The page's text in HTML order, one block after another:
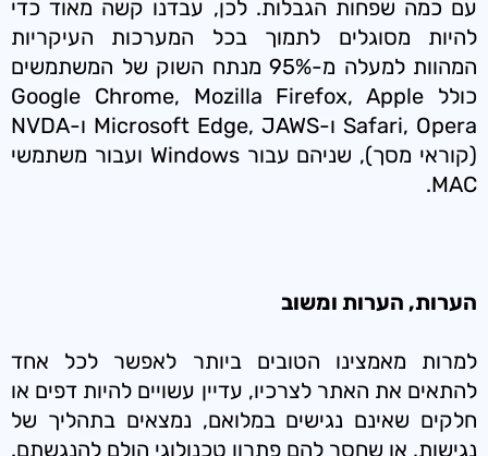
עם כמה שפחות הגבלות. לכן, עבדנו קשה מאוד כדי
להיות מסוגלים לתמוך בכל המערכות העיקריות
המהוות למעלה מ-95% מנתח השוק של המשתמשים
כולל Google Chrome, Mozilla Firefox, Apple
Safari, Opera ו-Microsoft Edge, JAWS ו-NVDA
(קוראי מסך), שניהם עבור Windows ועבור משתמשי
MAC.
הערות, הערות ומשוב
למרות מאמצינו הטובים ביותר לאפשר לכל אחד
להתאים את האתר לצרכיו, עדיין עשויים להיות דפים או
חלקים שאינם נגישים במלואם, נמצאים בתהליך של
נגישות, או שחסר להם פתרון טכנולוגי הולם להנגשתם.